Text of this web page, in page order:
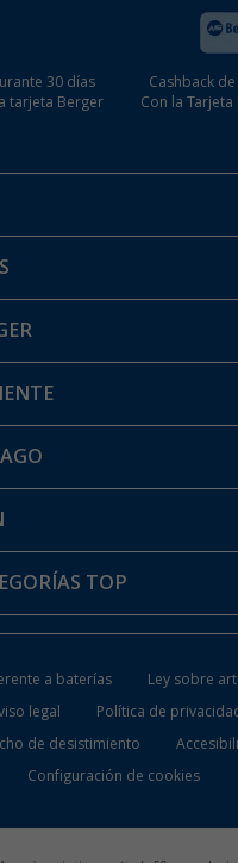
30 días
tarjeta Berger
Cashback
Con la Tarjeta
cliente:
TOP
a baterías
Ley sobre
legal
Política de
de desistimiento
Configuración de cookies